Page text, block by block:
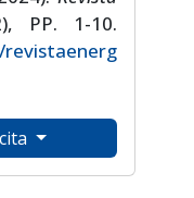
PP. 1-10.